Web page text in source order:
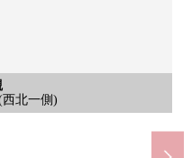
北一側)
(西側)
(北側)
的外觀
北側)
的外觀
西側)
(北側)
北一側)
(西側)
的外觀
北側)
的外觀
西側)
北一側)
的外觀
西側)
筋線)(約1040m)
鐘
前線)(約1040m)
鐘
線)(約1360m)
鐘。
(約360m)
。